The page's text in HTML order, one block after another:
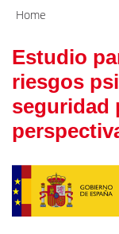
Home
Estudio
riesgos
seguridad